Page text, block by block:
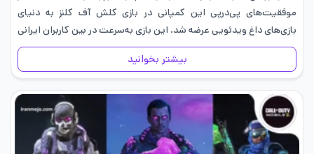
موفقیت‌های پی‌درپی این کمپانی در بازی کلش آف کلنز به دنیای
بازی‌های داغ ویدئویی عرضه شد. این بازی به‌سرعت در بین کاربران ایرانی
محبوب شد و طرف‌داران…
بیشتر بخوانید